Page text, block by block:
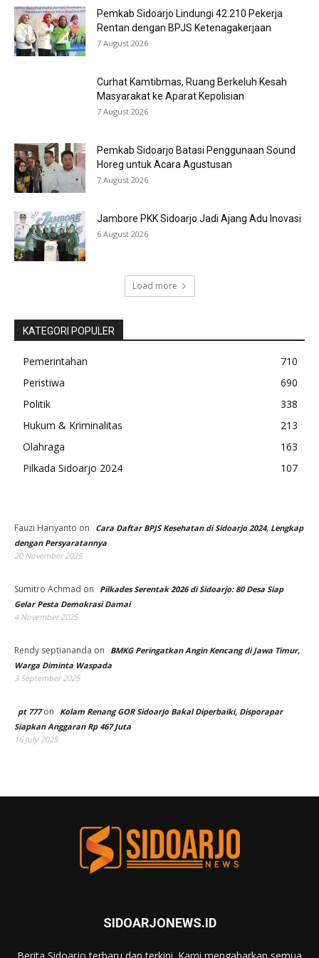
Pemkab Sidoarjo Lindungi 42.210 Pekerja
Rentan dengan BPJS Ketenagakerjaan
7 August 2026
Curhat Kamtibmas, Ruang Berkeluh Kesah
Masyarakat ke Aparat Kepolisian
7 August 2026
Pemkab Sidoarjo Batasi Penggunaan Sound
Horeg untuk Acara Agustusan
7 August 2026
Jambore PKK Sidoarjo Jadi Ajang Adu Inovasi
6 August 2026
Load more
KATEGORI POPULER
Pemerintahan
710
Peristiwa
690
Politik
338
Hukum & Kriminalitas
213
Olahraga
163
Pilkada Sidoarjo 2024
107
Fauzi Hariyanto on
Cara Daftar BPJS Kesehatan di Sidoarjo 2024, Lengkap
dengan Persyaratannya
20 November 2025
Sumitro Achmad on
Pilkades Serentak 2026 di Sidoarjo: 80 Desa Siap
Gelar Pesta Demokrasi Damai
4 November 2025
Rendy septiananda on
BMKG Peringatkan Angin Kencang di Jawa Timur,
Warga Diminta Waspada
3 September 2025
pt 777on
Kolam Renang GOR Sidoarjo Bakal Diperbaiki, Disporapar
Siapkan Anggaran Rp 467 Juta
16 July 2025
SIDOARJONEWS.ID